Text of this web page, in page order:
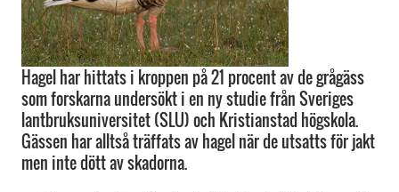
Hagel har hittats i kroppen på 21 procent av de grågäss
som forskarna undersökt i en ny studie från Sveriges
lantbruksuniversitet (SLU) och Kristianstad högskola.
Gässen har alltså träffats av hagel när de utsatts för jakt
men inte dött av skadorna.